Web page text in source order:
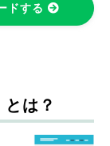
ドする
は？